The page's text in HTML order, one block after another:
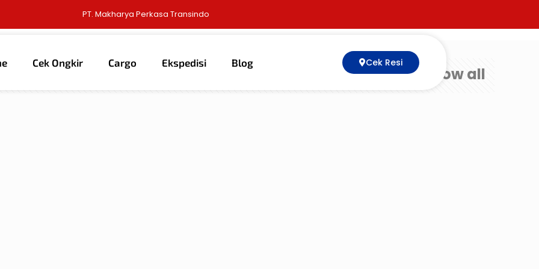
PT. Makharya Perkasa Transindo
Cek Ongkir Cargo Ekspedisi Blog Cek Resi
Show all